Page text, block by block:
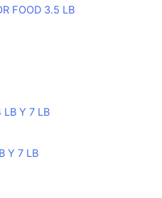
FOOD 3.5 LB
Y 7 LB